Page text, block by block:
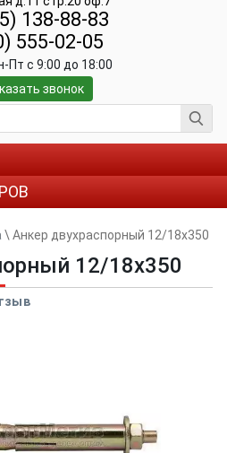
138-88-83
555-02-05
Пт c 9:00 до 18:00
звонок
\ Анкер двуxраспорный 12/18x350
12/18x350